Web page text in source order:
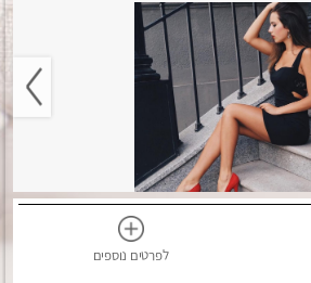
לפרטים נוספים